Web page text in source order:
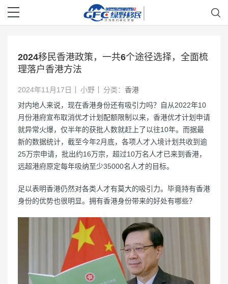
2024移民香港政策，一共6个途径选择，全面梳
理落户香港方法
2024年11月17日 小野 分类： 香港
对内地人来说，现在香港身份还有吸引力吗？自从2022年10
月份港府宣布取消优才计划配额限制以来，香港优才计划申请
就异常火爆，仅半年的获批人数就赶上了以往10年。而据最
新的数据统计，截至今年2月底，各项人才入境计划共收到逾
25万宗申请，批出约16万宗，超过10万名人才已来到香港，
远超港府原定每年吸纳至少35000名人才的目标。
足以表明香港仍然对各类人才有莫大的吸引力。毕竟持有香港
身份的优势也很明显。拥有香港身份带来的好处有哪些？